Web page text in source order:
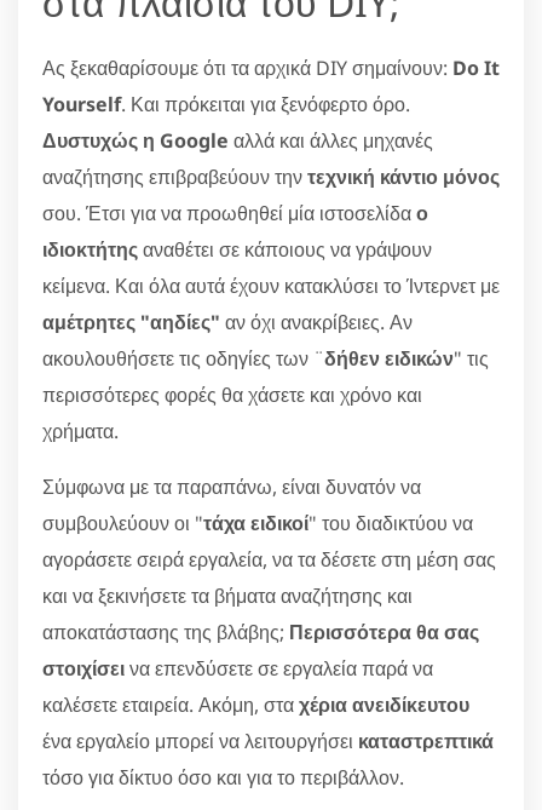
Ας ξεκαθαρίσουμε ότι τα αρχικά DIY σημαίνουν: Do It
Yourself. Και πρόκειται για ξενόφερτο όρο.
Δυστυχώς η Google αλλά και άλλες μηχανές
αναζήτησης επιβραβεύουν τηντεχνική κάντιο μόνος
σου. Έτσι για να προωθηθεί μία ιστοσελίδαο
ιδιοκτήτηςαναθέτει σε κάποιους να γράψουν
κείμενα. Και όλα αυτά έχουν κατακλύσει το Ίντερνετ με
αμέτρητες "αηδίες" αν όχι ανακρίβειες. Αν
ακουλουθήσετε τις οδηγίες των ¨δήθεν ειδικών" τις
περισσότερες φορές θα χάσετε και χρόνο και
χρήματα.
Σύμφωνα με τα παραπάνω, είναι δυνατόν να
συμβουλεύουν οι "τάχα ειδικοί" του διαδικτύου να
αγοράσετε σειρά εργαλεία, να τα δέσετε στη μέση σας
και να ξεκινήσετε τα βήματα αναζήτησης και
αποκατάστασης της βλάβης; Περισσότερα θα σας
στοιχίσεινα επενδύσετε σε εργαλεία παρά να
καλέσετε εταιρεία. Ακόμη, σταχέρια ανειδίκευτου
ένα εργαλείο μπορεί να λειτουργήσει καταστρεπτικά
τόσο για δίκτυο όσο και για το περιβάλλον.